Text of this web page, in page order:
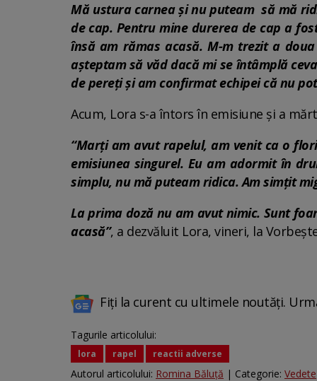
Mă ustura carnea și nu puteam să mă
de cap. Pentru mine durerea de cap a
însă am rămas acasă. M-m trezit a
așteptam să văd dacă mi se întâmplă
de pereți și am confirmat echipei că nu
Acum, Lora s-a întors în emisiune și a
“Marţi am avut rapelul, am venit ca o
emisiunea singurel. Eu am adormit în
simplu, nu mă puteam ridica. Am simţit
La prima doză nu am avut nimic. Sunt
acasă”, a dezvăluit Lora, vineri, la
Fiți la curent cu ultimele noutăți.
Tagurile articolului:
lora rapel reactii adverse
Autorul articolului: Romina Băluță | Categorie: Vedete